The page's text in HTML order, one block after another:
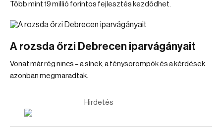
Több mint 19 millió forintos fejlesztés kezdődhet.
A rozsda őrzi Debrecen iparvágányait
Vonat már rég nincs – a sínek, a fénysorompók és a kérdések
azonban megmaradtak.
Hirdetés